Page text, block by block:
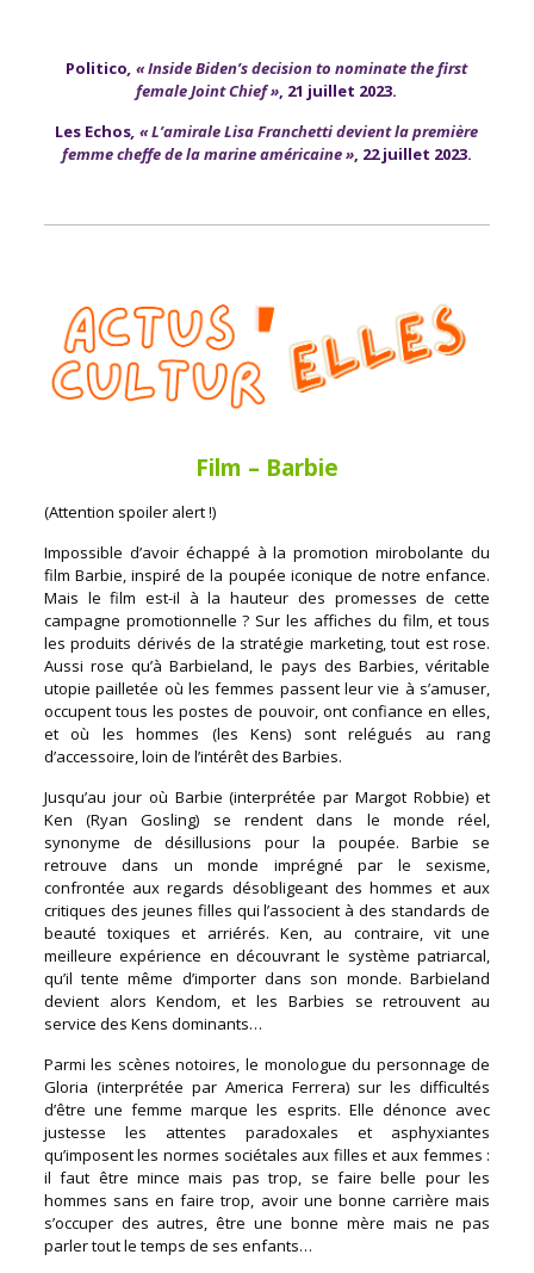
Politico, « Inside Biden’s decision to nominate the first
female Joint Chief », 21 juillet 2023.
Les Echos, « L’amirale Lisa Franchetti devient la première
femme cheffe de la marine américaine », 22 juillet 2023.
Film – Barbie
(Attention spoiler alert !)
Impossible d’avoir échappé à la promotion mirobolante du
film Barbie, inspiré de la poupée iconique de notre enfance.
Mais le film est-il à la hauteur des promesses de cette
campagne promotionnelle ? Sur les affiches du film, et tous
les produits dérivés de la stratégie marketing, tout est rose.
Aussi rose qu’à Barbieland, le pays des Barbies, véritable
utopie pailletée où les femmes passent leur vie à s’amuser,
occupent tous les postes de pouvoir, ont confiance en elles,
et où les hommes (les Kens) sont relégués au rang
d’accessoire, loin de l’intérêt des Barbies.
Jusqu’au jour où Barbie (interprétée par Margot Robbie) et
Ken (Ryan Gosling) se rendent dans le monde réel,
synonyme de désillusions pour la poupée. Barbie se
retrouve dans un monde imprégné par le sexisme,
confrontée aux regards désobligeant des hommes et aux
critiques des jeunes filles qui l’associent à des standards de
beauté toxiques et arriérés. Ken, au contraire, vit une
meilleure expérience en découvrant le système patriarcal,
qu’il tente même d’importer dans son monde. Barbieland
devient alors Kendom, et les Barbies se retrouvent au
service des Kens dominants…
Parmi les scènes notoires, le monologue du personnage de
Gloria (interprétée par America Ferrera) sur les difficultés
d’être une femme marque les esprits. Elle dénonce avec
justesse les attentes paradoxales et asphyxiantes
qu’imposent les normes sociétales aux filles et aux femmes :
il faut être mince mais pas trop, se faire belle pour les
hommes sans en faire trop, avoir une bonne carrière mais
s’occuper des autres, être une bonne mère mais ne pas
parler tout le temps de ses enfants…